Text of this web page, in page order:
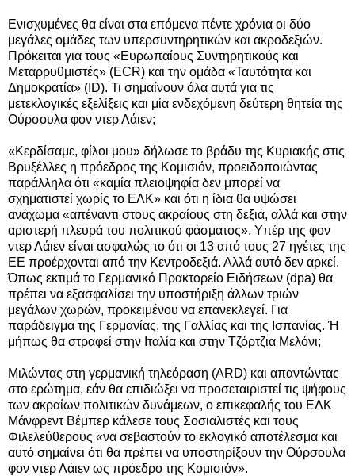
Ενισχυμένες θα είναι στα επόμενα πέντε χρόνια οι δύο
μεγάλες ομάδες των υπερσυντηρητικών και ακροδεξιών.
Πρόκειται για τους «Ευρωπαίους Συντηρητικούς και
Μεταρρυθμιστές» (ECR) και την ομάδα «Ταυτότητα και
Δημοκρατία» (ID). Τι σημαίνουν όλα αυτά για τις
μετεκλογικές εξελίξεις και μία ενδεχόμενη δεύτερη θητεία της
Ούρσουλα φον ντερ Λάιεν;
«Κερδίσαμε, φίλοι μου» δήλωσε το βράδυ της Κυριακής στις
Βρυξέλλες η πρόεδρος της Κομισιόν, προειδοποιώντας
παράλληλα ότι «καμία πλειοψηφία δεν μπορεί να
σχηματιστεί χωρίς το ΕΛΚ» και ότι η ίδια θα υψώσει
ανάχωμα «απέναντι στους ακραίους στη δεξιά, αλλά και στην
αριστερή πλευρά του πολιτικού φάσματος». Υπέρ της φον
ντερ Λάιεν είναι ασφαλώς το ότι οι 13 από τους 27 ηγέτες της
ΕΕ προέρχονται από την Κεντροδεξιά. Αλλά αυτό δεν αρκεί.
Όπως εκτιμά το Γερμανικό Πρακτορείο Ειδήσεων (dpa) θα
πρέπει να εξασφαλίσει την υποστήριξη άλλων τριών
μεγάλων χωρών, προκειμένου να επανεκλεγεί. Για
παράδειγμα της Γερμανίας, της Γαλλίας και της Ισπανίας. Ή
μήπως θα στραφεί στην Ιταλία και στην Τζόρτζια Μελόνι;
Μιλώντας στη γερμανική τηλεόραση (ARD) και απαντώντας
στο ερώτημα, εάν θα επιδιώξει να προσεταιριστεί τις ψήφους
των ακραίων πολιτικών δυνάμεων, ο επικεφαλής του ΕΛΚ
Μάνφρεντ Βέμπερ κάλεσε τους Σοσιαλιστές και τους
Φιλελεύθερους «να σεβαστούν το εκλογικό αποτέλεσμα και
αυτό σημαίνει ότι θα πρέπει να υποστηρίξουν την Ούρσουλα
φον ντερ Λάιεν ως πρόεδρο της Κομισιόν».